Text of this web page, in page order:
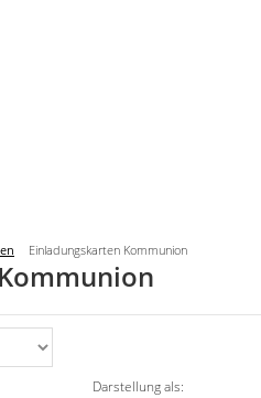
Einladungskarten Kommunion
Darstellung als: